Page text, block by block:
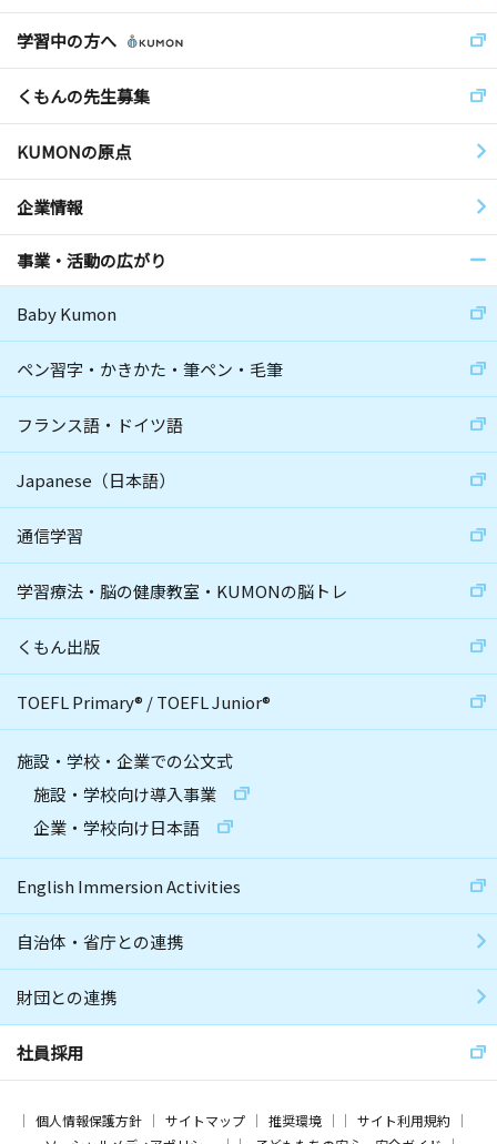
学習中の方へ
くもんの先生募集
KUMONの原点
企業情報
事業・活動の広がり
Baby Kumon
ペン習字・かきかた・筆ペン・毛筆
フランス語・ドイツ語
Japanese（日本語）
通信学習
学習療法・脳の健康教室・KUMONの脳トレ
くもん出版
TOEFL Primary® /TOEFL Junior®
施設・学校・企業での公文式
施設・学校向け導入事業
企業・学校向け日本語
English Immersion Activities
自治体・省庁との連携
財団との連携
社員採用
個人情報保護方針 サイトマップ 推奨環境
サイト利用規約